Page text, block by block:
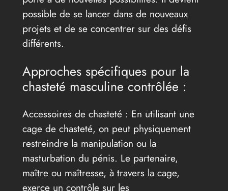
possible de se lancer dans de nouveaux
projets et de se concentrer sur des défis
différents.
Approches spécifiques pour la
chasteté masculine contrôlée :
Accessoires de chasteté : En utilisant une
cage de chasteté, on peut physiquement
restreindre la manipulation ou la
masturbation du pénis. Le partenaire,
maître ou maîtresse, à travers la cage,
exerce un contrôle sur les